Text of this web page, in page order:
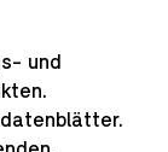
und